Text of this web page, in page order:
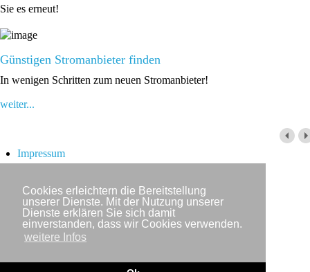
Cookies erleichtern die Bereitstellung
unserer Dienste. Mit der Nutzung unserer
Dienste erklären Sie sich damit
einverstanden, dass wir Cookies verwenden.
weitere Infos
Sie es erneut!
Günstigen Stromanbieter finden
In wenigen Schritten zum neuen Stromanbieter!
weiter...
Impressum
Datenschutzerklärung
Newsletter
Copyright © IWR 2026